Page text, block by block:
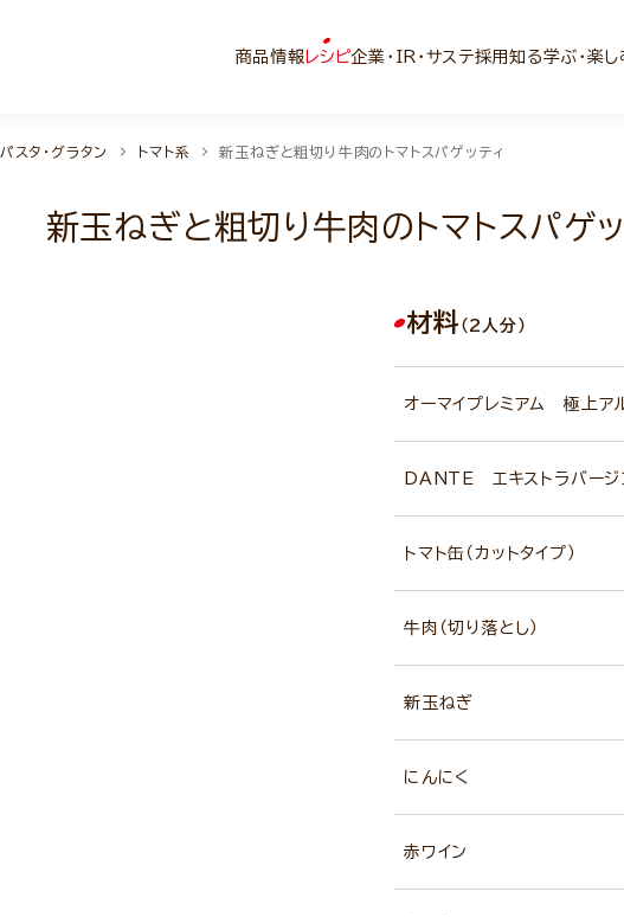
商品情報 レシピ企業・IR・サステ採用知る学ぶ・楽し
パスタ・グラタン トマト系 新玉ねぎと粗切り牛肉のトマトスパゲッティ
新玉ねぎと粗切り牛肉のトマトスパゲ
材料 （2人分）
オーマイプレミアム 極上
DANTE エキストラバージ
トマト缶（カットタイプ）
牛肉（切り落とし）
新玉ねぎ
にんにく
赤ワイン